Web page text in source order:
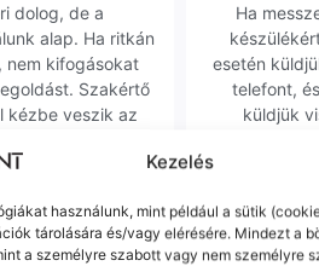
Kezelés
használunk, mint például a sütik
tárolására és/vagy elérésére. Mindezt a
a személyre szabott vagy nem személyre
dolog, de a
alap. Ha ritkán
nem kifogásokat
Szakértő
kézbe veszik az
Ha
esetén
telefont,
küldjük
ezeket is